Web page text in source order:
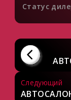
Статус
Следующий